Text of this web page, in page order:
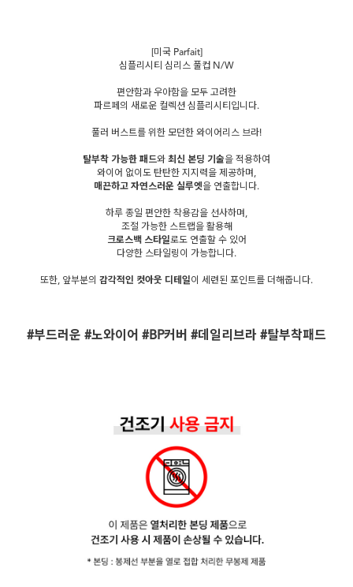
[미국 Parfait]
심플리시티 심리스 풀컵 N/W
편안함과 우아함을 모두 고려한
파르페의 새로운 컬렉션 심플리시티입니다.
풀러 버스트를 위한 모던한 와이어리스 브라!
탈부착 가능한 패드와 최신 본딩 기술을 적용하여
와이어 없이도 탄탄한 지지력을 제공하며,
매끈하고 자연스러운 실루엣을 연출합니다.
하루 종일 편안한 착용감을 선사하며,
조절 가능한 스트랩을 활용해
크로스백 스타일로도 연출할 수 있어
다양한 스타일링이 가능합니다.
또한, 앞부분의 감각적인 컷아웃 디테일이 세련된 포인트를 더해줍니다.
#부드러운 #노와이어 #BP커버 #데일리브라 #탈부착패드